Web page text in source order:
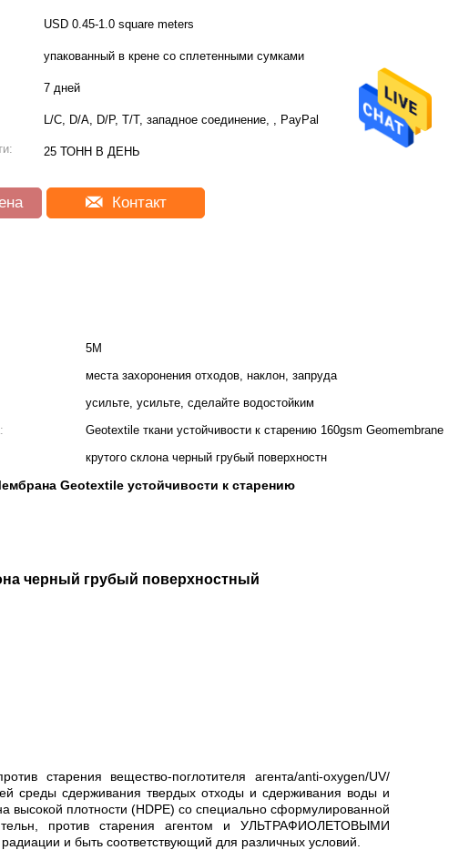
USD 0.45-1.0 square meters
упакованный в крене со сплетенными сумками
7 дней
L/C, D/A, D/P, T/T, западное соединение, , PayPal
25 ТОНН В ДЕНЬ
Контакт
5M
места захоронения отходов, наклон, запруда
усильте, усильте, сделайте водостойким
Geotextile ткани устойчивости к старению 160gsm Geomembrane
крутого склона черный грубый поверхностн
Geotextile устойчивости к старению
черный грубый поверхностный
старения вещество-поглотителя агента/anti-oxygen/UV/
среды сдерживания твердых отходы и сдерживания воды и
высокой плотности (HDPE) со специально сформулированной
против старения агентом и УЛЬТРАФИОЛЕТОВЫМИ
и быть соответствующий для различных условий.